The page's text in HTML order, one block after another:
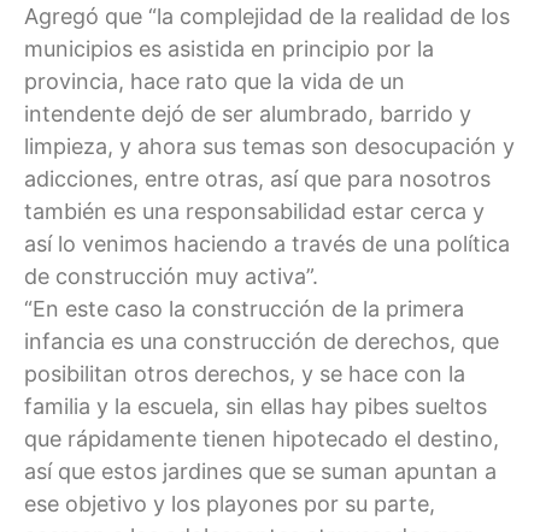
Agregó que “la complejidad de la realidad de los
municipios es asistida en principio por la
provincia, hace rato que la vida de un
intendente dejó de ser alumbrado, barrido y
limpieza, y ahora sus temas son desocupación y
adicciones, entre otras, así que para nosotros
también es una responsabilidad estar cerca y
así lo venimos haciendo a través de una política
de construcción muy activa”.
“En este caso la construcción de la primera
infancia es una construcción de derechos, que
posibilitan otros derechos, y se hace con la
familia y la escuela, sin ellas hay pibes sueltos
que rápidamente tienen hipotecado el destino,
así que estos jardines que se suman apuntan a
ese objetivo y los playones por su parte,